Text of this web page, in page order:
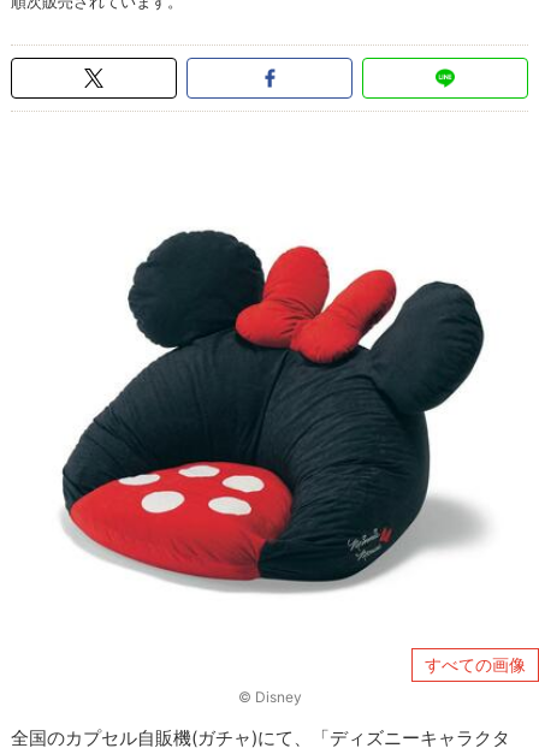
すべての画像
© Disney
全国のカプセル自販機(ガチャ)にて、「ディズニーキャラクタ